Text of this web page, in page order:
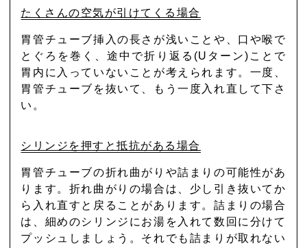
たくさんの空気が引けてくる場合
胃管チューブ挿入の長さが浅いことや、口や喉で
とぐろを巻く、途中で折り返る(Uターン)ことで
胃内に入っていないことが考えられます。一度、
胃管チューブを抜いて、もう一度入れ直して下さ
い。
シリンジを押すと抵抗がある場合
胃管チューブの折れ曲がりや詰まりの可能性があ
ります。折れ曲がりの場合は、少し引き抜いてか
ら入れ直すと戻ることがあります。詰まりの場合
は、細めのシリンジにお湯を入れて数回に分けて
プッシュしましょう。それでも詰まりが取れない